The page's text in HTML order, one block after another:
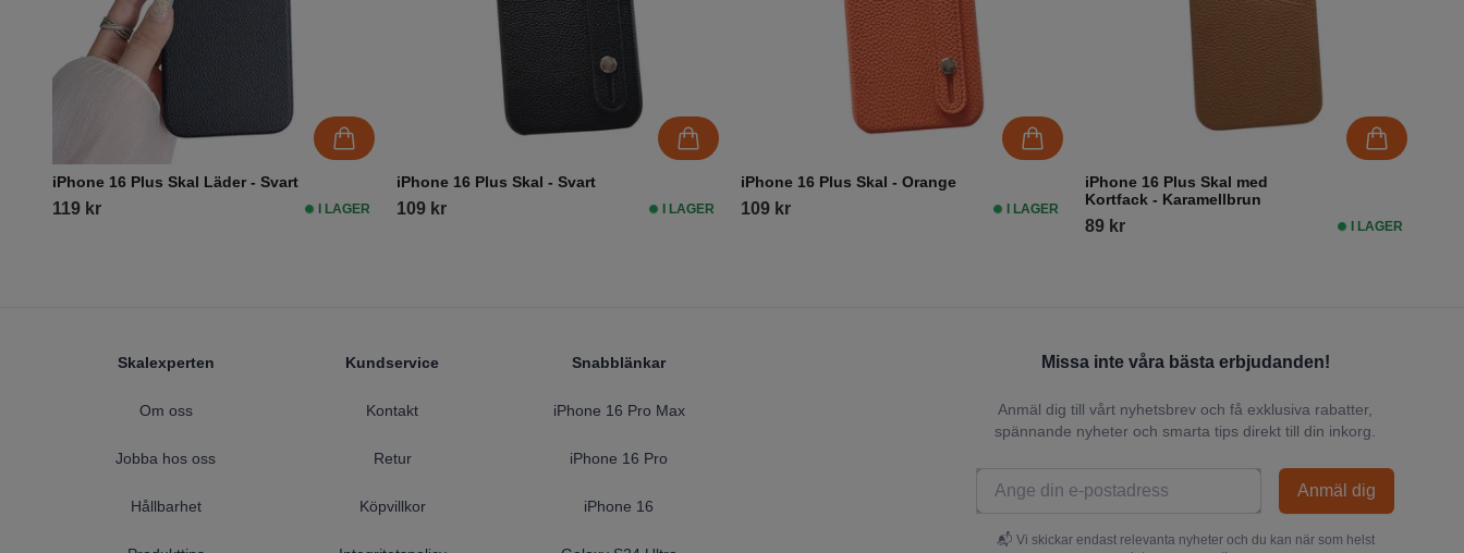
iPhone 16 Plus Skal Läder - Svart
119 kr I LAGER
iPhone 16 Plus Skal - Svart
109 kr I LAGER
iPhone 16 Plus Skal - Orange
109 kr I LAGER
iPhone 16 Plus Skal med
Kortfack - Karamellbrun
89 kr I LAGER
Skalexperten
Om oss
Jobba hos oss
Hållbarhet
Kundservice
Kontakt
Retur
Köpvillkor
Snabblänkar
iPhone 16 Pro Max
iPhone 16 Pro
iPhone 16
Missa inte våra bästa erbjudanden!
Anmäl dig till vårt nyhetsbrev och få exklusiva rabatter,
spännande nyheter och smarta tips direkt till din inkorg.
Anmäl dig
📬 Vi skickar endast relevanta nyheter och du kan när som helst